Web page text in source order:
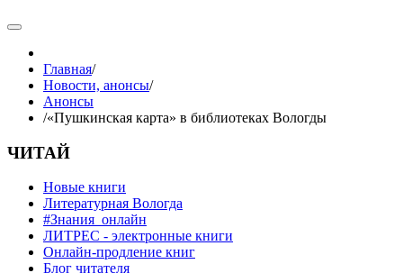
Главная/
Новости, анонсы/
Анонсы
/«Пушкинская карта» в библиотеках Вологды
ЧИТАЙ
Новые книги
Литературная Вологда
#Знания_онлайн
ЛИТРЕС - электронные книги
Онлайн-продление книг
Блог читателя